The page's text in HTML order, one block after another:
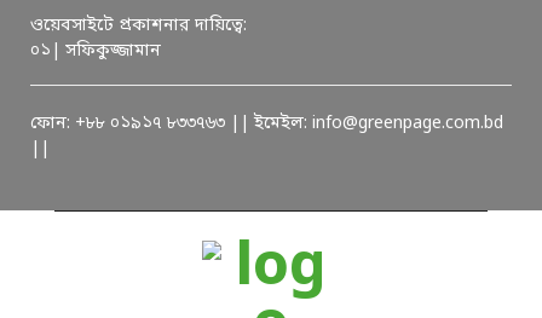
ওয়েবসাইটে প্রকাশনার দায়িত্বে:
০১| সফিকুজ্জামান
ফোন: +৮৮ ০১৯১৭ ৮৩৩৭৬৩ || ইমেইল: info@greenpage.com.bd